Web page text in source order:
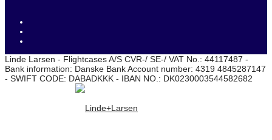
Linde Larsen - Flightcases A/S CVR-/ SE-/ VAT No.: 44117487 -
Bank information: Danske Bank Account number: 4319 4845287147
- SWIFT CODE: DABADKKK - IBAN NO.: DK0230003544582682